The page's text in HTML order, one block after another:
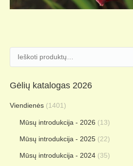
Gėlių katalogas 2026
Viendienės (1401)
Mūsų introdukcija - 2026 (13)
Mūsų introdukcija - 2025 (22)
Mūsų introdukcija - 2024 (35)